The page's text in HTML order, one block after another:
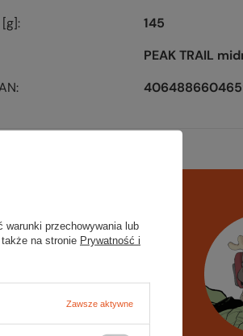
[g]
145
PEAK TRAIL
warunki przechowywania lub
na stronie Prywatność i
Zawsze aktywne